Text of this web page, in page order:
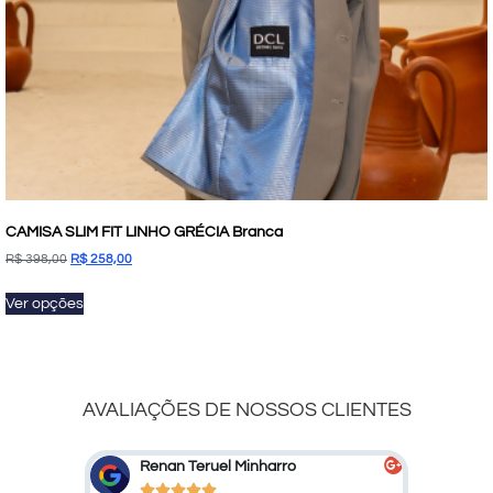
CAMISA SLIM FIT LINHO GRÉCIA Branca
R$398,00 R$258,00
Ver opções
AVALIAÇÕES DE NOSSOS CLIENTES
Marcelo Marcato
